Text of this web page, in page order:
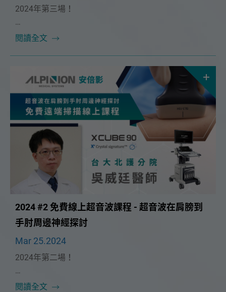
2024年第三場！
本次課程很榮幸邀請到🔥聯新運醫主治醫師 邱熙亭醫師
閱讀全文
2024 #2 免費線上超音波課程 - 超音波在肩膀到
手肘周邊神經探討
Mar 25.2024
2024年第二場！
本次課程很榮幸邀請到🔥台大北護復健部 吳威廷醫師
閱讀全文